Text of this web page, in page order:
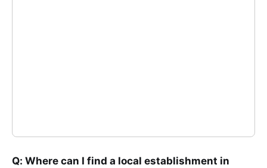
Q: Where can I find a local establishment in